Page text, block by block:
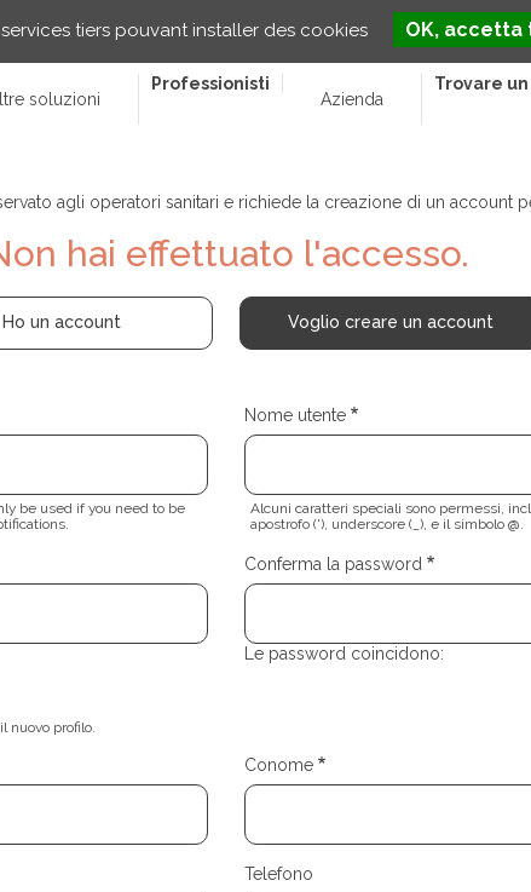
soluzioni
Professionisti
Azienda
Trovare
agli operatori sanitari e richiede la creazione di un account
hai effettuato l'accesso.
Ho un account Voglio creare un account
be used if you need to be
Nome utente
Alcuni caratteri speciali sono permessi,
apostrofo ('), underscore (_), e il simbolo @.
Conferma la password
Le password coincidono:
nuovo profilo.
Conome
Telefono
tiers pouvant installer des cookies OK, accetta